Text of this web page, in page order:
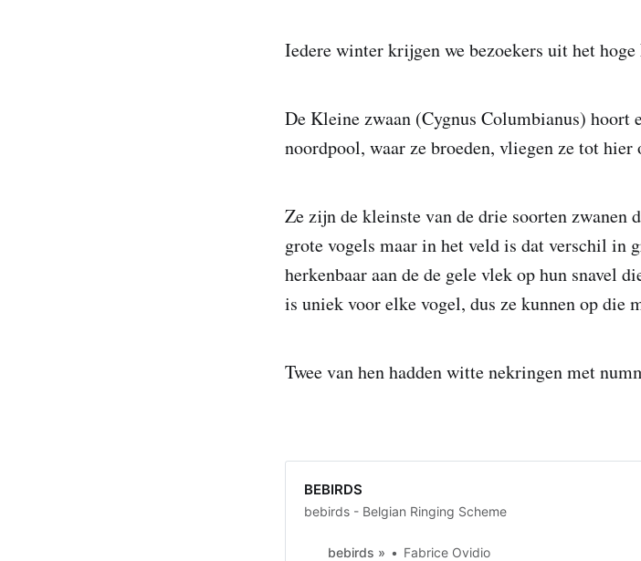
Iedere winter krijgen we bezoekers uit het hoge
De Kleine zwaan (Cygnus Columbianus) hoort
noordpool, waar ze broeden, vliegen ze tot
Ze zijn de kleinste van de drie soorten zwanen
grote vogels maar in het veld is dat verschil
herkenbaar aan de de gele vlek op hun snavel
is uniek voor elke vogel, dus ze kunnen op die
Twee van hen hadden witte nekringen met
BEBIRDS
bebirds - Belgian Ringing Scheme
bebirds » Fabrice Ovidio